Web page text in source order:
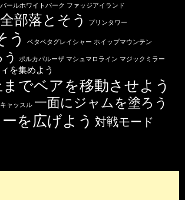
パールホワイトパーク ファッジアイランド
部落とそう プリンタワー
う ベタベタグレイシャー ホイップマウンテン
ポルカパルーザ マシュマロライン マジックミラー
を集めよう
でベアを移動させよう
ャッスル 一面にジャムを塗ろう
を広げよう 対戦モード